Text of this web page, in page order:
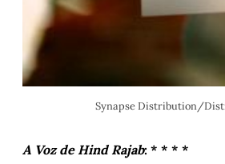
Synapse Distribution/
A Voz de Hind Rajab: * * * *